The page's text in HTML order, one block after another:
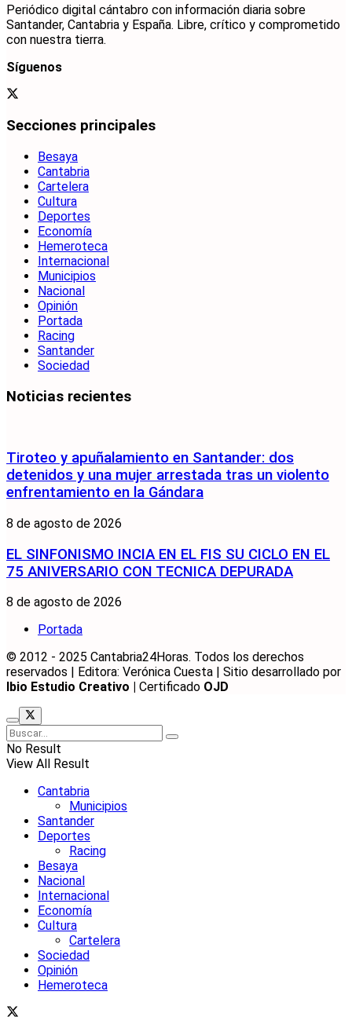
Periódico digital cántabro con información diaria sobre
Santander, Cantabria y España. Libre, crítico y comprometido
con nuestra tierra.
Síguenos
Secciones principales
Besaya
Cantabria
Cartelera
Cultura
Deportes
Economía
Hemeroteca
Internacional
Municipios
Nacional
Opinión
Portada
Racing
Santander
Sociedad
Noticias recientes
Tiroteo y apuñalamiento en Santander: dos
detenidos y una mujer arrestada tras un violento
enfrentamiento en la Gándara
8 de agosto de 2026
EL SINFONISMO INCIA EN EL FIS SU CICLO EN EL
75 ANIVERSARIO CON TECNICA DEPURADA
8 de agosto de 2026
Portada
© 2012 - 2025 Cantabria24Horas. Todos los derechos
reservados | Editora: Verónica Cuesta | Sitio desarrollado por
Ibio Estudio Creativo |
Certificado OJD
No Result
View All Result
Cantabria
Municipios
Santander
Deportes
Racing
Besaya
Nacional
Internacional
Economía
Cultura
Cartelera
Sociedad
Opinión
Hemeroteca